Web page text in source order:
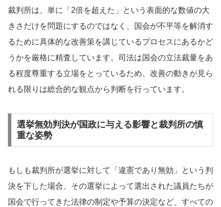
裁判所は、単に「2倍を超えた」という表面的な数値の大
きさだけを問題にするのではなく、国会が不平等を解消す
るために具体的な改善策を講じているプロセスにあるかど
うかを厳格に精査しています。司法は国会の立法裁量をあ
る程度尊重する立場をとっているため、改善の動きが見ら
れる限りは総合的な観点から判断を行っています。
選挙無効判決が国政に与える影響と裁判所の慎
重な姿勢
もしも裁判所が選挙に対して「違憲であり無効」という判
決を下した場合、その選挙によって選出された議員たちが
国会で行ってきた法律の制定や予算の決定など、すべての